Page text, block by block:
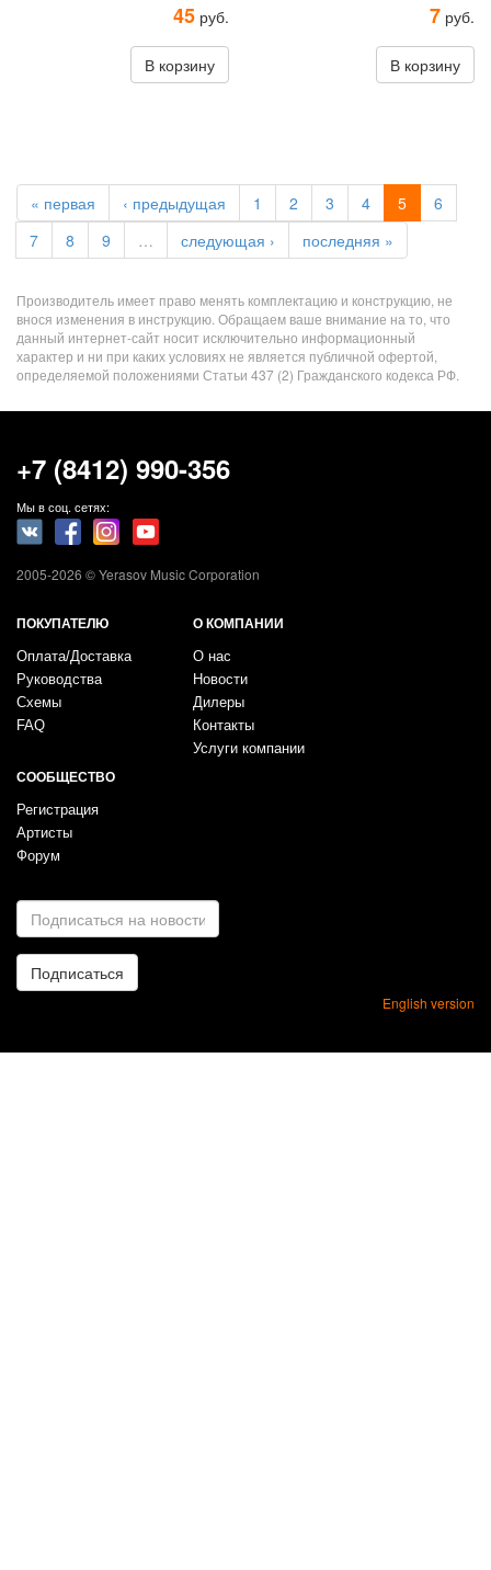
45 руб.
В корзину
7 руб.
В корзину
« первая ‹ предыдущая 1 2 3 4 5
6
7
8 9 … следующая › последняя »
Производитель имеет право менять комплектацию и конструкцию, не
внося изменения в инструкцию. Обращаем ваше внимание на то, что
данный интернет-сайт носит исключительно информационный
характер и ни при каких условиях не является публичной офертой,
определяемой положениями Статьи 437 (2) Гражданского кодекса РФ.
+7 (8412) 990-356
Мы в соц. сетях:
2005-2026 © Yerasov Music Corporation
ПОКУПАТЕЛЮ
Оплата/Доставка
Руководства
Схемы
FAQ
О КОМПАНИИ
О нас
Новости
Дилеры
Контакты
Услуги компании
СООБЩЕСТВО
Регистрация
Артисты
Форум
E-
mail
*
Подписаться
English version